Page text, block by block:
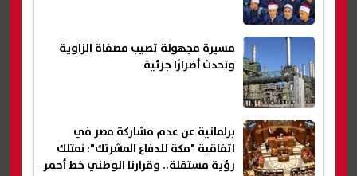
مسيرة مجهولة تصيب مصفاة الزاوية
وتحدث أضرارًا جزئية
برلمانية عن عدم مشاركة مصر في
اتفاقية "مكة للدفاع المشرتك": نمتلك
رؤية مستقلة.. وقرارنا الوطني خط أحمر